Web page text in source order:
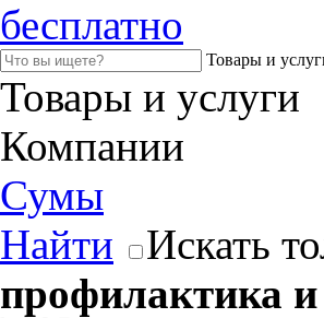
бесплатно
Товары и
Товары и услуги
Компании
Сумы
Найти
Искать
профилактика